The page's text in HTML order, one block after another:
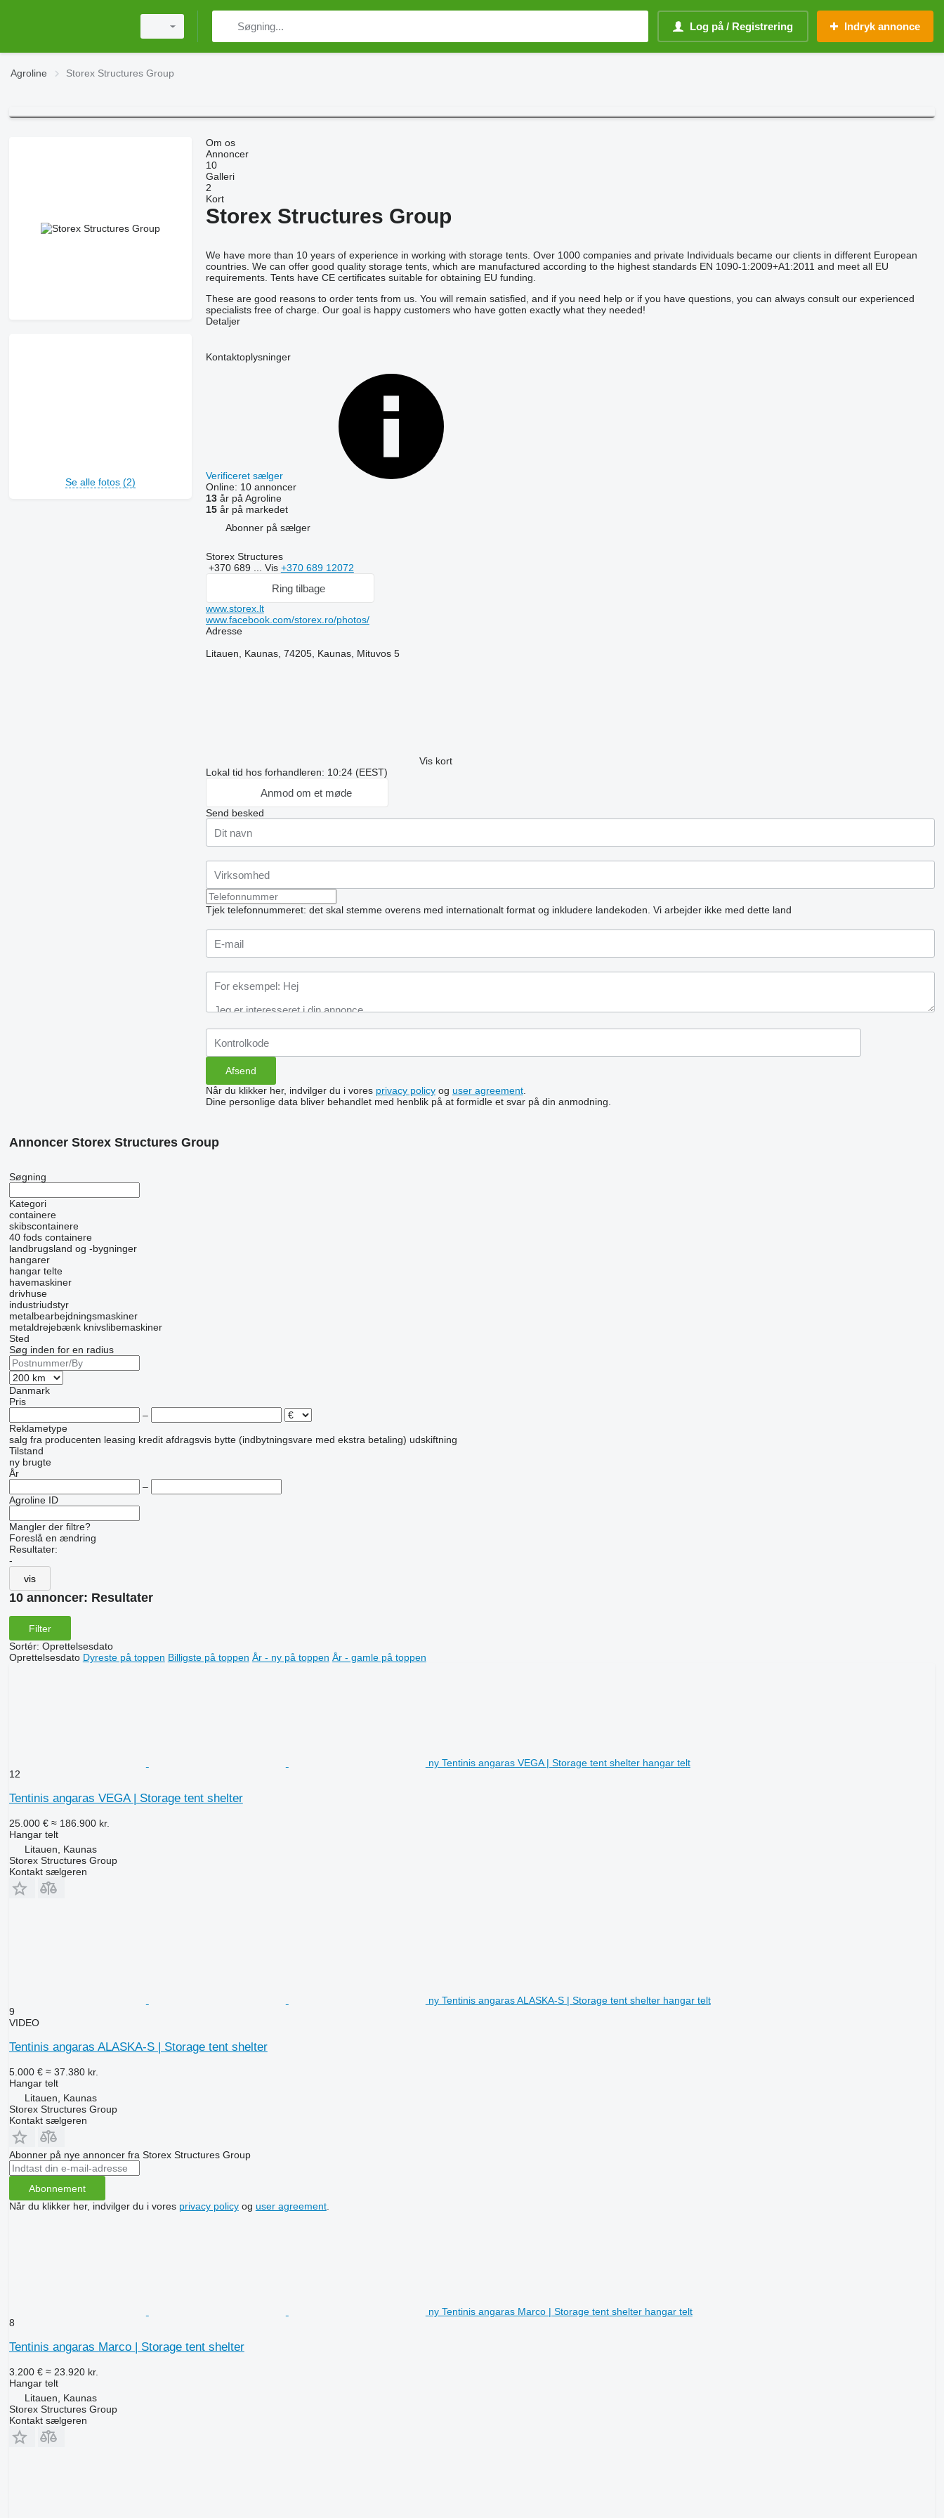
Log på / Registrering Indryk annonce
Agroline Storex Structures Group
Se alle fotos (2)
Om os
Annoncer
10
Galleri
2
Kort
Storex Structures Group
We have more than 10 years of experience in working with storage tents. Over 1000 companies and private Individuals became our clients in different European
countries. We can offer good quality storage tents, which are manufactured according to the highest standards EN 1090-1:2009+A1:2011 and meet all EU
requirements. Tents have CE certificates suitable for obtaining EU funding.
These are good reasons to order tents from us. You will remain satisfied, and if you need help or if you have questions, you can always consult our experienced
specialists free of charge. Our goal is happy customers who have gotten exactly what they needed!
Detaljer
Kontaktoplysninger
Verificeret sælger
Online: 10 annoncer
13år på Agroline
15år på markedet
Abonner på sælger
Storex Structures
+370 689 ... Vis +370 689 12072
Ring tilbage
www.storex.lt
www.facebook.com/storex.ro/photos/
Adresse
Litauen, Kaunas, 74205, Kaunas, Mituvos 5
Vis kort
Lokal tid hos forhandleren: 10:24 (EEST)
Anmod om et møde
Send besked
Tjek telefonnummeret: det skal stemme overens med internationalt format og inkludere landekoden. Vi arbejder ikke med dette land
Når du klikker her, indvilger du i vores privacy policyog user agreement.
Dine personlige data bliver behandlet med henblik på at formidle et svar på din anmodning.
Annoncer Storex Structures Group
Søgning
Kategori
containere
skibscontainere
40 fods containere
landbrugsland og -bygninger
hangarer
hangar telte
havemaskiner
drivhuse
industriudstyr
metalbearbejdningsmaskiner
metaldrejebænk knivslibemaskiner
Sted
Søg inden for en radius
Danmark
Pris
–
Reklametype
salg fra producenten leasing kredit afdragsvis bytte (indbytningsvare med ekstra betaling) udskiftning
Tilstand
ny brugte
År
–
Agroline ID
Mangler der filtre?
Foreslå en ændring
Resultater:
-
vis
10 annoncer: Resultater
Filter
Sortér: Oprettelsesdato
Oprettelsesdato Dyreste på toppen Billigste på toppen År - ny på toppen År - gamle på toppen
ny Tentinis angaras VEGA | Storage tent shelter hangar telt
12
Tentinis angaras VEGA | Storage tent shelter
25.000 € ≈ 186.900 kr.
Hangar telt
Litauen, Kaunas
Storex Structures Group
Kontakt sælgeren
ny Tentinis angaras ALASKA-S | Storage tent shelter hangar telt
9
VIDEO
Tentinis angaras ALASKA-S | Storage tent shelter
5.000 € ≈ 37.380 kr.
Hangar telt
Litauen, Kaunas
Storex Structures Group
Kontakt sælgeren
Abonner på nye annoncer fra Storex Structures Group
Abonnement
Når du klikker her, indvilger du i vores privacy policyog user agreement.
ny Tentinis angaras Marco | Storage tent shelter hangar telt
8
Tentinis angaras Marco | Storage tent shelter
3.200 € ≈ 23.920 kr.
Hangar telt
Litauen, Kaunas
Storex Structures Group
Kontakt sælgeren